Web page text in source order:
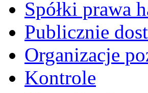
Spółki prawa
Publicznie
Organizacje
Kontrole